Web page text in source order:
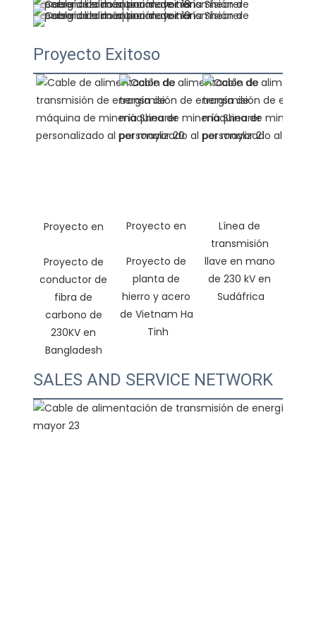
Proyecto Exitoso
Proyecto de
conductor de
fibra de
carbono de
230KV en
Proyecto de
planta de
hierro y acero
de Vietnam Ha
Línea de
transmisión
llave en mano
de 230 kV en
SALES AND SERVICE NETWORK